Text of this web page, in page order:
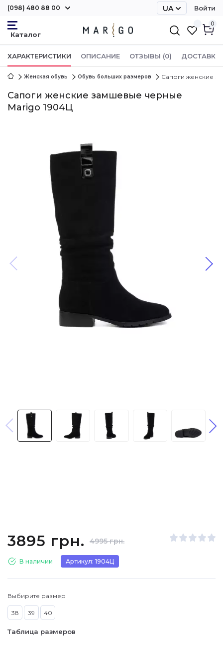
(098) 480 88 00 UA Войти
0
ХАРАКТЕРИСТИКИ ОПИСАНИЕ ОТЗЫВЫ (0) ДОСТАВКА
Женская обувь Обувь больших размеров Сапоги женские
Сапоги женские замшевые черные
Marigo 1904Ц
3895 грн. 4995 грн.
В наличии Артикул: 1904Ц
Выбирите размер
38 39 40
Таблица размеров